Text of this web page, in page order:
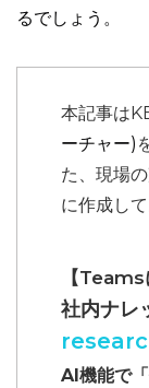
るでしょう。
本記事は
ーチャー)
た、現場
に作成して
【Teams
社内ナレ
AI機能で